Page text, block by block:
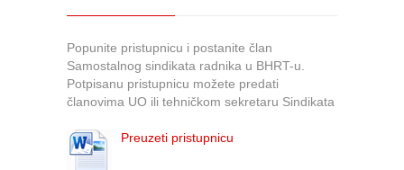
Popunite pristupnicu i postanite član
Samostalnog sindikata radnika u BHRT-u.
Potpisanu pristupnicu možete predati
članovima UO ili tehničkom sekretaru Sindikata
Preuzeti pristupnicu